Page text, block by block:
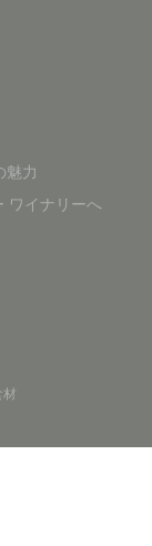
魅力
ワイナリーへ